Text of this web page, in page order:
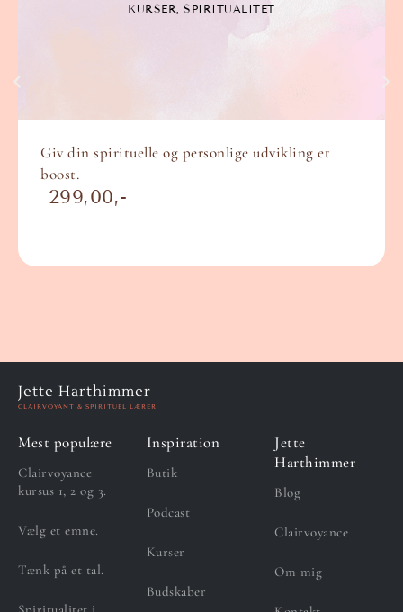
KURSER ,SPIRITUALITET
Giv din spirituelle og personlige udvikling et
boost.
299,00
Jette Harthimmer
CLAIRVOYANT & SPIRITUEL LÆRER
Mest populære
Clairvoyance
kursus 1, 2 og 3.
Vælg et emne.
Tænk på et tal.
Inspiration
Butik
Podcast
Kurser
Budskaber
Jette
Harthimmer
Blog
Clairvoyance
Om mig